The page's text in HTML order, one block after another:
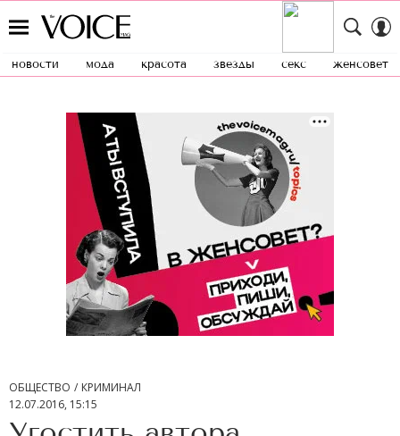
новости мода красота звезды секс женсовет
ОБЩЕСТВО
КРИМИНАЛ
12.07.2016, 15:15